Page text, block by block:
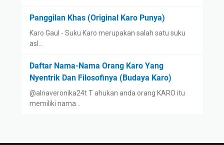
Panggilan Khas (Original Karo Punya)
Karo Gaul - Suku Karo merupakan salah satu suku
asl…
Daftar Nama-Nama Orang Karo Yang
Nyentrik Dan Filosofinya (Budaya Karo)
@alnaveronika24t T ahukan anda orang KARO itu
memiliki nama…